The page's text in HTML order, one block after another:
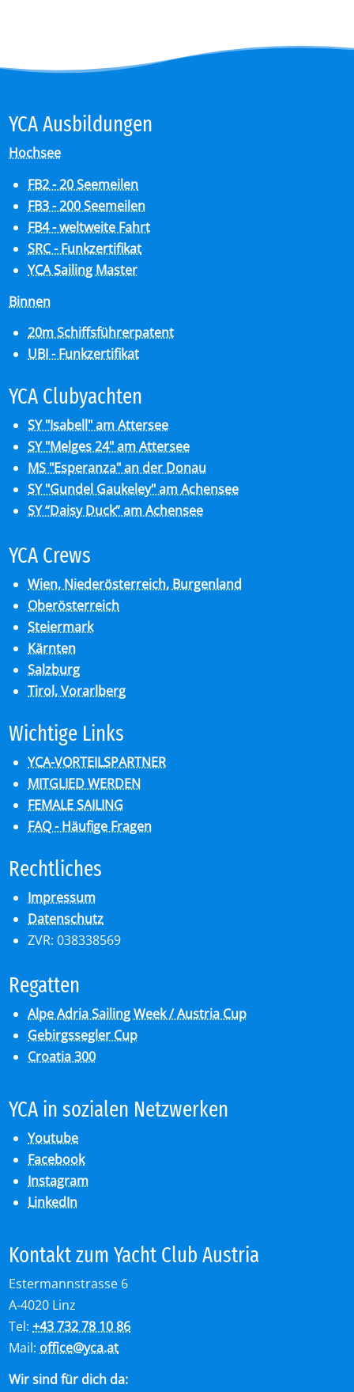
YCA Aus­bil­dun­gen
Hochsee
FB2 - 20 Seemeilen
FB3 - 200 Seemeilen
FB4 - weltweite Fahrt
SRC - Funkzertifikat
YCA Sailing Master
Binnen
20m Schiffsführerpatent
UBI - Funkzertifikat
YCA Club­y­ach­ten
SY "Isabell" am Attersee
SY "Melges 24" am Attersee
MS "Esperanza" an der Donau
SY "Gundel Gaukeley" am Achensee
SY “Daisy Duck” am Achensee
YCA Crews
Wien, Niederösterreich, Burgenland
Oberösterreich
Steiermark
Kärnten
Salzburg
Tirol, Vorarlberg
Wich­ti­ge Links
YCA-VORTEILSPARTNER
MITGLIED WERDEN
FEMALE SAILING
FAQ - Häufige Fragen
Recht­li­ches
Impressum
Datenschutz
ZVR: 038338569
Re­gat­ten
Alpe Adria Sailing Week / Austria Cup
Gebirgssegler Cup
Croatia 300
YCA in so­zia­len Netz­wer­ken
Youtube
Facebook
Instagram
LinkedIn
Kon­takt zum Yacht Club Aus­tria
Estermannstrasse 6
A-4020 Linz
Tel:+43 732 78 10 86
Mail: office@yca.at
Wir sind für dich da: